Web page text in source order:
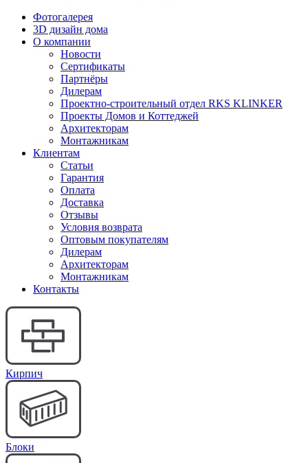
Фотогалерея
3D дизайн дома
О компании
Новости
Сертификаты
Партнёры
Дилерам
Проектно-строительный отдел RKS KLINKER
Проекты Домов и Коттеджей
Архитекторам
Монтажникам
Клиентам
Статьи
Гарантия
Оплата
Доставка
Отзывы
Условия возврата
Оптовым покупателям
Дилерам
Архитекторам
Монтажникам
Контакты
Кирпич
Блоки